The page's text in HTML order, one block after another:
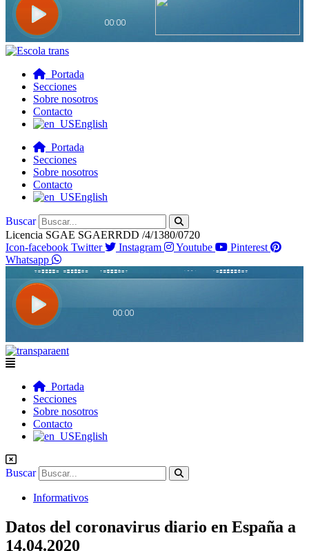
Portada
Secciones
Sobre nosotros
Contacto
English
Portada
Secciones
Sobre nosotros
Contacto
English
Buscar
Licencia SGAE SGAERRDD /4/1380/0720
Icon-facebook Twitter Instagram Youtube
Pinterest
Whatsapp
Flyout
Portada
Secciones
Sobre nosotros
Contacto
English
Buscar
Informativos
Datos del coronavirus diario en España a
14.04.2020